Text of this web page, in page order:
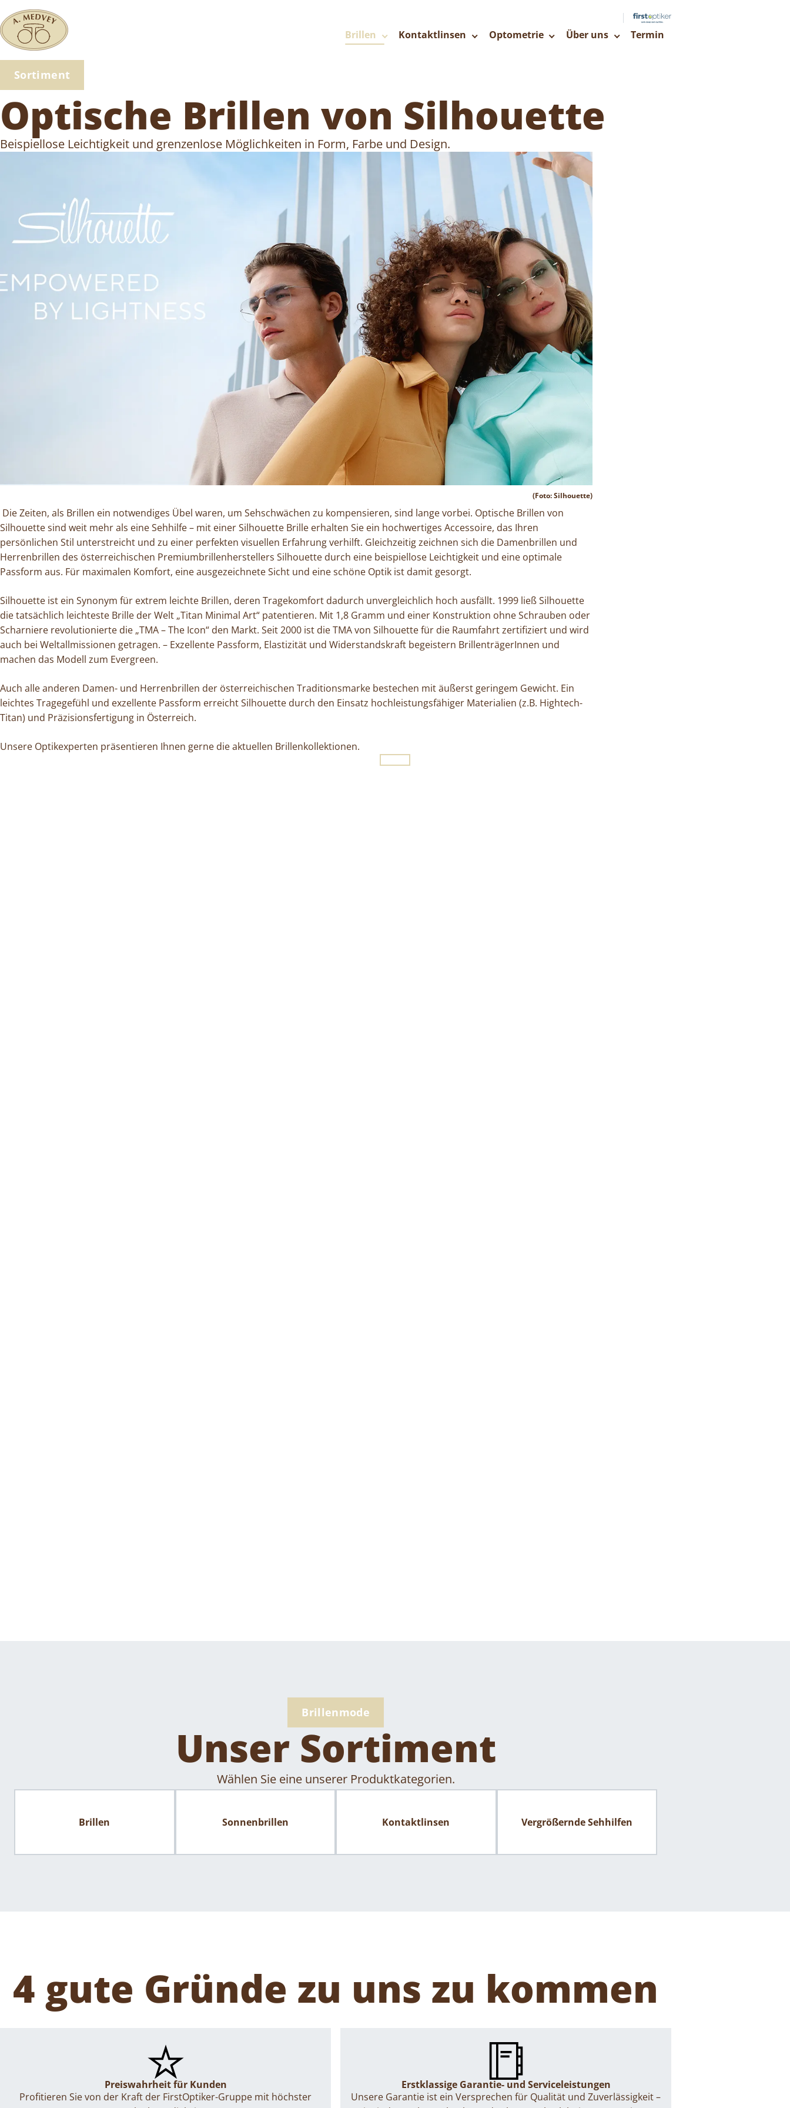
Brillen Kontaktlinsen Optometrie Über uns Termin
Sortiment
Optische Brillen von Silhouette
Beispiellose Leichtigkeit und grenzenlose Möglichkeiten in Form, Farbe und Design.
(Foto: Silhouette)
Die Zeiten, als Brillen ein notwendiges Übel waren, um Sehschwächen zu kompensieren, sind lange vorbei. Optische Brillen von
Silhouette sind weit mehr als eine Sehhilfe – mit einer Silhouette Brille erhalten Sie ein hochwertiges Accessoire, das Ihren
persönlichen Stil unterstreicht und zu einer perfekten visuellen Erfahrung verhilft. Gleichzeitig zeichnen sich die Damenbrillen und
Herrenbrillen des österreichischen Premiumbrillenherstellers Silhouette durch eine beispiellose Leichtigkeit und eine optimale
Passform aus. Für maximalen Komfort, eine ausgezeichnete Sicht und eine schöne Optik ist damit gesorgt.
Silhouette ist ein Synonym für extrem leichte Brillen, deren Tragekomfort dadurch unvergleichlich hoch ausfällt. 1999 ließ Silhouette
die tatsächlich leichteste Brille der Welt „Titan Minimal Art“ patentieren. Mit 1,8 Gramm und einer Konstruktion ohne Schrauben oder
Scharniere revolutionierte die „TMA – The Icon“ den Markt. Seit 2000 ist die TMA von Silhouette für die Raumfahrt zertifiziert und wird
auch bei Weltallmissionen getragen. – Exzellente Passform, Elastizität und Widerstandskraft begeistern BrillenträgerInnen und
machen das Modell zum Evergreen.
Auch alle anderen Damen- und Herrenbrillen der österreichischen Traditionsmarke bestechen mit äußerst geringem Gewicht. Ein
leichtes Tragegefühl und exzellente Passform erreicht Silhouette durch den Einsatz hochleistungsfähiger Materialien (z.B. Hightech-
Titan) und Präzisionsfertigung in Österreich.
Unsere Optikexperten präsentieren Ihnen gerne die aktuellen Brillenkollektionen.
Brillenmode
Unser Sortiment
Wählen Sie eine unserer Produktkategorien.
Brillen Sonnenbrillen Kontaktlinsen Vergrößernde Sehhilfen
4 gute Gründe zu uns zu kommen
Preiswahrheit für Kunden
Profitieren Sie von der Kraft der FirstOptiker-Gruppe mit höchster
Erstklassige Garantie- und Serviceleistungen
Unsere Garantie ist ein Versprechen für Qualität und Zuverlässigkeit –